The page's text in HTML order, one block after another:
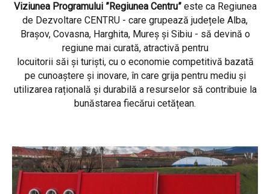
Viziunea Programului ”Regiunea Centru”este ca Regiunea
de Dezvoltare CENTRU - care grupează județele Alba,
Brașov, Covasna, Harghita, Mureș și Sibiu - să devină o
regiune mai curată, atractivă pentru
locuitorii săi și turiști, cu o economie competitivă bazată
pe cunoaștere și inovare, în care grija pentru mediu și
utilizarea rațională și durabilă a resurselor să contribuie la
bunăstarea fiecărui cetățean.